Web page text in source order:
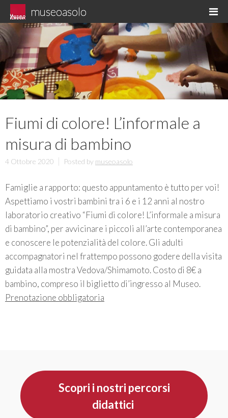
Skip
to
content
museoasolo
Asolo museo diffuso
Fiumi di colore! L’informale a
misura di bambino
4 Ottobre 2020 Posted by museoasolo
Famiglie a rapporto: questo appuntamento è tutto per voi!
Aspettiamo i vostri bambini tra i 6 e i 12 anni al nostro
laboratorio creativo “Fiumi di colore! L’informale a misura
di bambino”, per avvicinare i piccoli all’arte contemporanea
e conoscere le potenzialità del colore. Gli adulti
accompagnatori nel frattempo possono godere della visita
guidata alla mostra Vedova/Shimamoto. Costo di 8€ a
bambino, compreso il biglietto di’ingresso al Museo.
Prenotazione obbligatoria
Scopri i nostri percorsi
didattici